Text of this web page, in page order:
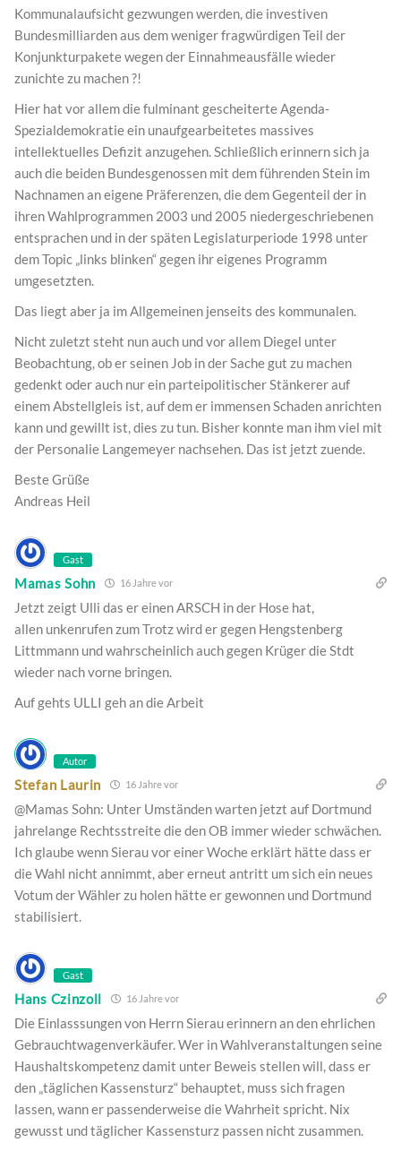
Kommunalaufsicht gezwungen werden, die investiven
Bundesmilliarden aus dem weniger fragwürdigen Teil der
Konjunkturpakete wegen der Einnahmeausfälle wieder
zunichte zu machen ?!
Hier hat vor allem die fulminant gescheiterte Agenda-
Spezialdemokratie ein unaufgearbeitetes massives
intellektuelles Defizit anzugehen. Schließlich erinnern sich ja
auch die beiden Bundesgenossen mit dem führenden Stein im
Nachnamen an eigene Präferenzen, die dem Gegenteil der in
ihren Wahlprogrammen 2003 und 2005 niedergeschriebenen
entsprachen und in der späten Legislaturperiode 1998 unter
dem Topic „links blinken“ gegen ihr eigenes Programm
umgesetzten.
Das liegt aber ja im Allgemeinen jenseits des kommunalen.
Nicht zuletzt steht nun auch und vor allem Diegel unter
Beobachtung, ob er seinen Job in der Sache gut zu machen
gedenkt oder auch nur ein parteipolitischer Stänkerer auf
einem Abstellgleis ist, auf dem er immensen Schaden anrichten
kann und gewillt ist, dies zu tun. Bisher konnte man ihm viel mit
der Personalie Langemeyer nachsehen. Das ist jetzt zuende.
Beste Grüße
Andreas Heil
Gast
Mamas Sohn 16 Jahre vor
Jetzt zeigt Ulli das er einen ARSCH in der Hose hat,
allen unkenrufen zum Trotz wird er gegen Hengstenberg
Littmmann und wahrscheinlich auch gegen Krüger die Stdt
wieder nach vorne bringen.
Auf gehts ULLI geh an die Arbeit
Autor
Stefan Laurin 16 Jahre vor
@Mamas Sohn: Unter Umständen warten jetzt auf Dortmund
jahrelange Rechtsstreite die den OB immer wieder schwächen.
Ich glaube wenn Sierau vor einer Woche erklärt hätte dass er
die Wahl nicht annimmt, aber erneut antritt um sich ein neues
Votum der Wähler zu holen hätte er gewonnen und Dortmund
stabilisiert.
Gast
Hans Czinzoll 16 Jahre vor
Die Einlasssungen von Herrn Sierau erinnern an den ehrlichen
Gebrauchtwagenverkäufer. Wer in Wahlveranstaltungen seine
Haushaltskompetenz damit unter Beweis stellen will, dass er
den „täglichen Kassensturz“ behauptet, muss sich fragen
lassen, wann er passenderweise die Wahrheit spricht. Nix
gewusst und täglicher Kassensturz passen nicht zusammen.